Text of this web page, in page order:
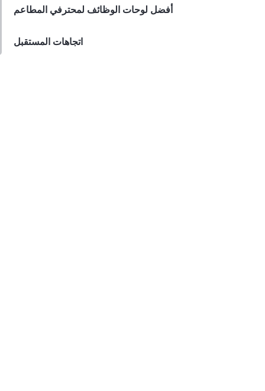
أفضل لوحات الوظائف لمحترفي المطاعم
اتجاهات المستقبل